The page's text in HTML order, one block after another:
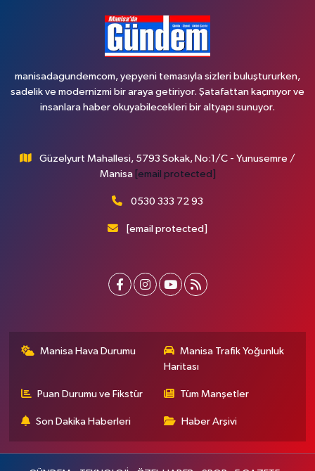
manisadagundemcom, yepyeni temasıyla sizleri buluştururken,
sadelik ve modernizmi bir araya getiriyor. Şatafattan kaçınıyor ve
insanlara haber okuyabilecekleri bir altyapı sunuyor.
Güzelyurt Mahallesi, 5793 Sokak, No:1/C - Yunusemre /
Manisa [email protected]
0530 333 72 93
[email protected]
Manisa Hava Durumu
Manisa Trafik Yoğunluk
Haritası
Puan Durumu ve Fikstür Tüm Manşetler
Son Dakika Haberleri Haber Arşivi